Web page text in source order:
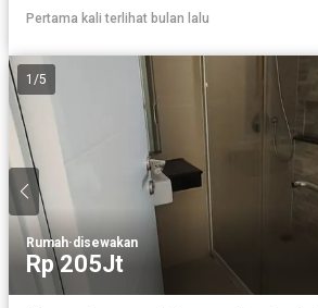
Pertama kali terlihat bulan lalu
1 /5
Rumah·disewakan
Rp 205Jt